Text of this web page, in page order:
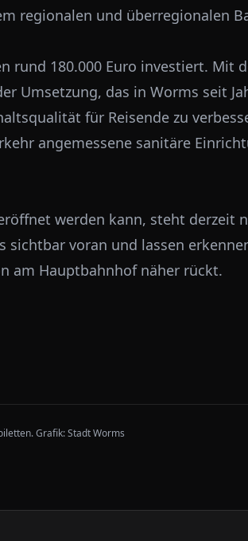
regionalen und überregionalen
rund 180.000 Euro investiert. Mit
Umsetzung, das in Worms seit
für Reisende zu
angemessene sanitäre
werden kann, steht derzeit
sichtbar voran und lassen
am Hauptbahnhof näher rückt.
Grafik: Stadt Worms